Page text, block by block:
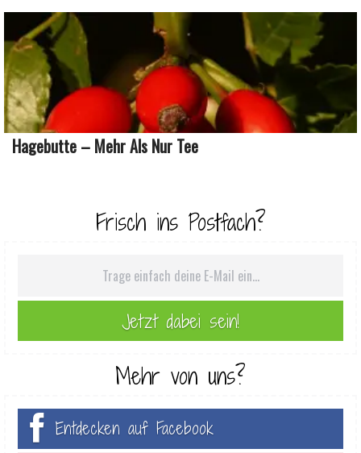
Hagebutte – Mehr Als Nur Tee
Frisch ins Postfach?
Mehr von uns?
Entdecken auf Facebook